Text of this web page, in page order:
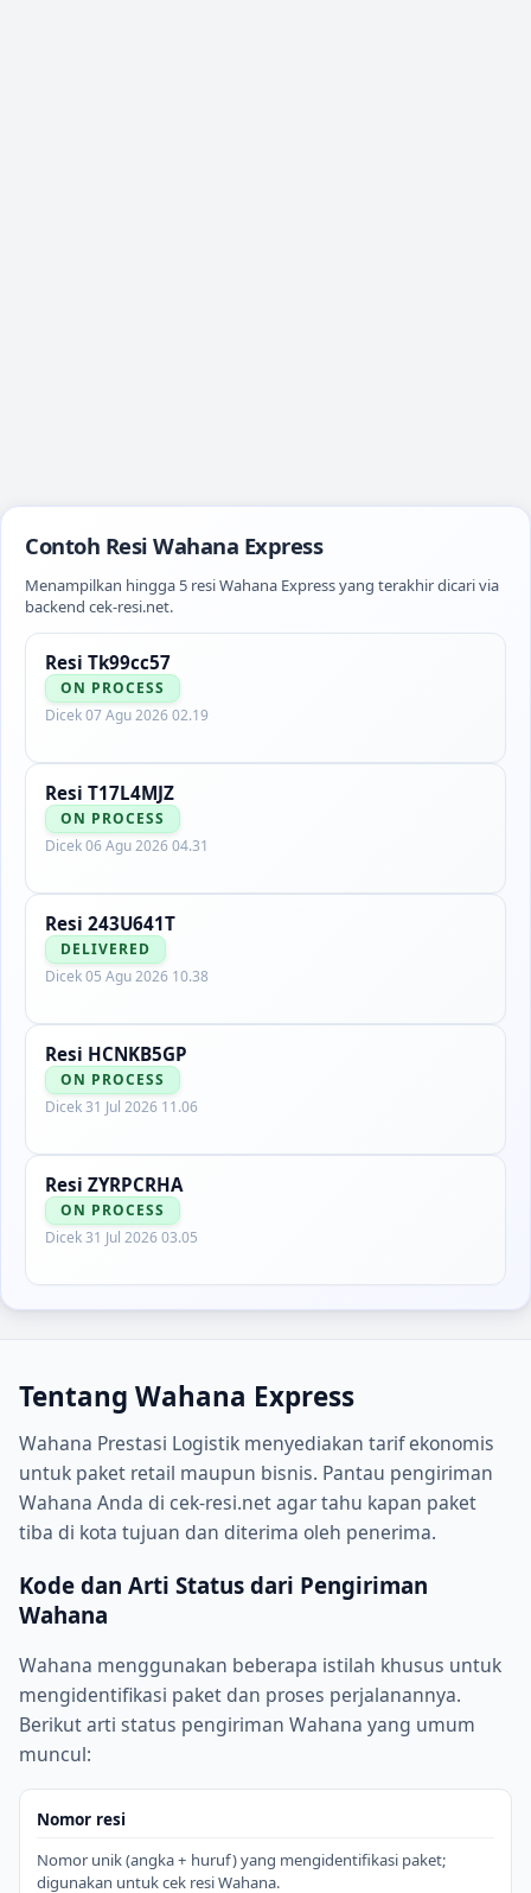
Contoh Resi Wahana Express
Menampilkan hingga 5 resiWahana Expressyang terakhir dicari via
backend cek-resi.net.
Resi Tk99cc57
ON PROCESS
Dicek07 Agu 2026 02.19
Resi T17L4MJZ
ON PROCESS
Dicek06 Agu 2026 04.31
Resi 243U641T
DELIVERED
Dicek05 Agu 2026 10.38
Resi HCNKB5GP
ON PROCESS
Dicek31 Jul 2026 11.06
Resi ZYRPCRHA
ON PROCESS
Dicek31 Jul 2026 03.05
Tentang Wahana Express
Wahana Prestasi Logistik menyediakan tarif ekonomis
untuk paket retail maupun bisnis. Pantau pengiriman
Wahana Anda di cek-resi.net agar tahu kapan paket
tiba di kota tujuan dan diterima oleh penerima.
Kode dan Arti Status dari Pengiriman
Wahana
Wahana menggunakan beberapa istilah khusus untuk
mengidentifikasi paket dan proses perjalanannya.
Berikut arti status pengiriman Wahana yang umum
muncul:
Nomor resi
Nomor unik (angka + huruf) yang mengidentifikasi paket;
digunakan untuk cek resi Wahana.